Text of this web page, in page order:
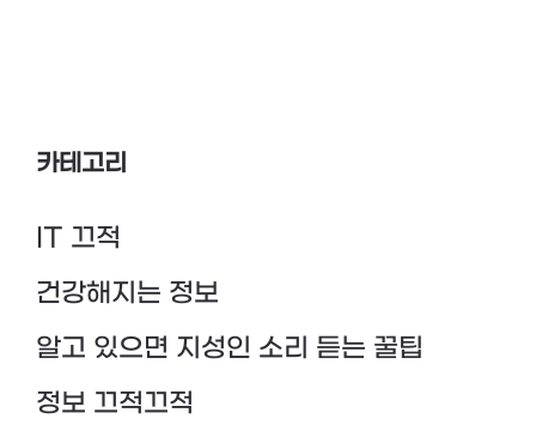
카테고리
IT 끄적
건강해지는 정보
알고 있으면 지성인 소리 듣는 꿀팁
정보 끄적끄적